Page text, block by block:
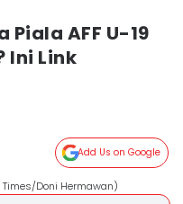
AFF U-19
Ini Link
Add Us on Google
Doni Hermawan)